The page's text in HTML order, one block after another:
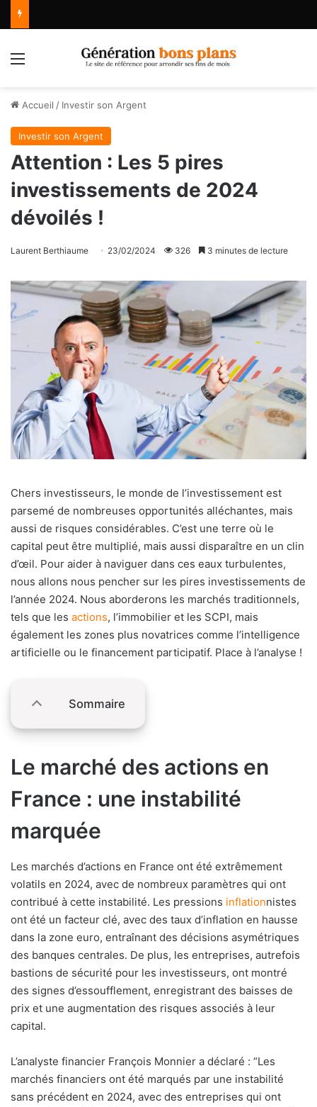
Menu
Accueil / Investir son Argent
Investir son Argent
Attention : Les 5 pires
investissements de 2024
dévoilés !
Laurent Berthiaume 23/02/2024 326 3 minutes de lecture
Chers investisseurs, le monde de l’investissement est
parsemé de nombreuses opportunités alléchantes, mais
aussi de risques considérables. C’est une terre où le
capital peut être multiplié, mais aussi disparaître en un clin
d’œil. Pour aider à naviguer dans ces eaux turbulentes,
nous allons nous pencher sur les pires investissements de
l’année 2024. Nous aborderons les marchés traditionnels,
tels que les actions, l’immobilier et les SCPI, mais
également les zones plus novatrices comme l’intelligence
artificielle ou le financement participatif. Place à l’analyse !
Sommaire
Le marché des actions en
France : une instabilité
marquée
Les marchés d’actions en France ont été extrêmement
volatils en 2024, avec de nombreux paramètres qui ont
contribué à cette instabilité. Les pressions inflationnistes
ont été un facteur clé, avec des taux d’inflation en hausse
dans la zone euro, entraînant des décisions asymétriques
des banques centrales. De plus, les entreprises, autrefois
bastions de sécurité pour les investisseurs, ont montré
des signes d’essoufflement, enregistrant des baisses de
prix et une augmentation des risques associés à leur
capital.
L’analyste financier François Monnier a déclaré : “Les
marchés financiers ont été marqués par une instabilité
sans précédent en 2024, avec des entreprises qui ont